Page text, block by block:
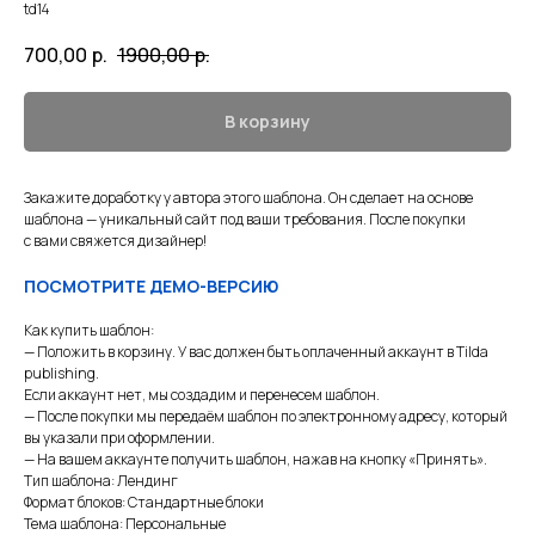
td14
700,00 р. 1900,00р.
В корзину
Закажите доработку у автора этого шаблона. Он сделает на основе
шаблона — уникальный сайт под ваши требования. После покупки
с вами свяжется дизайнер!
ПОСМОТРИТЕ ДЕМО-ВЕРСИЮ
Как купить шаблон:
— Положить в корзину. У вас должен быть оплаченный аккаунт в Tilda
publishing.
Если аккаунт нет, мы создадим и перенесем шаблон.
— После покупки мы передаём шаблон по электронному адресу, который
вы указали при оформлении.
— На вашем аккаунте получить шаблон, нажав на кнопку «Принять».
Тип шаблона: Лендинг
Формат блоков: Стандартные блоки
Тема шаблона: Персональные